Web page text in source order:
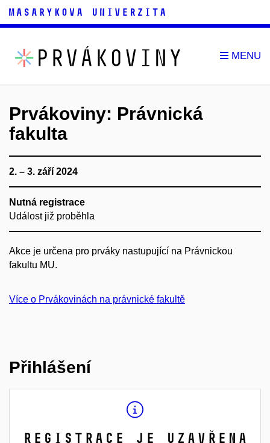
Prvákoviny: Právnická
fakulta
2. – 3. září 2024
Nutná registrace
Událost již proběhla
Akce je určena pro prváky nastupující na Právnickou
fakultu MU.
Více o Prvákovinách na právnické fakultě
Přihlášení
Registrace je uzavřena